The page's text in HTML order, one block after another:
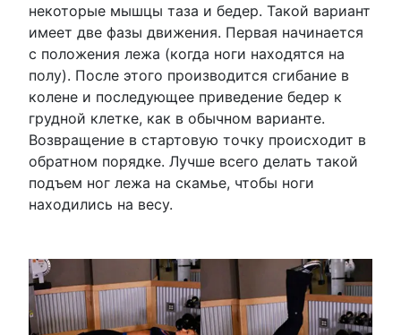
некоторые мышцы таза и бедер. Такой вариант
имеет две фазы движения. Первая начинается
с положения лежа (когда ноги находятся на
полу). После этого производится сгибание в
колене и последующее приведение бедер к
грудной клетке, как в обычном варианте.
Возвращение в стартовую точку происходит в
обратном порядке. Лучше всего делать такой
подъем ног лежа на скамье, чтобы ноги
находились на весу.